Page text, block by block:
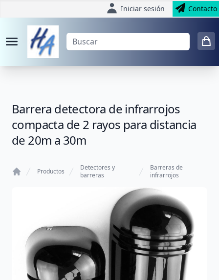
Iniciar sesión Contacto
Barrera detectora de infrarrojos
compacta de 2 rayos para distancia
de 20m a 30m
Productos
Detectores y
barreras
Barreras de
infrarrojos